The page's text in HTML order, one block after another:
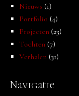
Nieuws (1)
Portfolio (4)
Projecten (23)
Tochten (7)
Verhalen (31)
Navigatie